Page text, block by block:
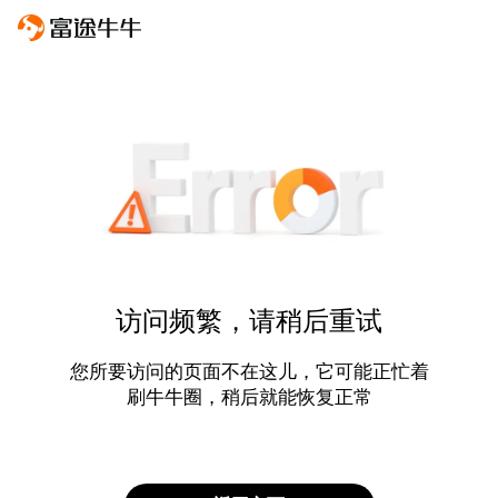
访问频繁，请稍后重试
您所要访问的页面不在这儿，它可能正忙着
刷牛牛圈，稍后就能恢复正常